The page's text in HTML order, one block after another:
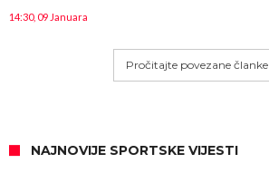
14:30, 09 Januara
Pročitajte povezane članke
NAJNOVIJE SPORTSKE VIJESTI